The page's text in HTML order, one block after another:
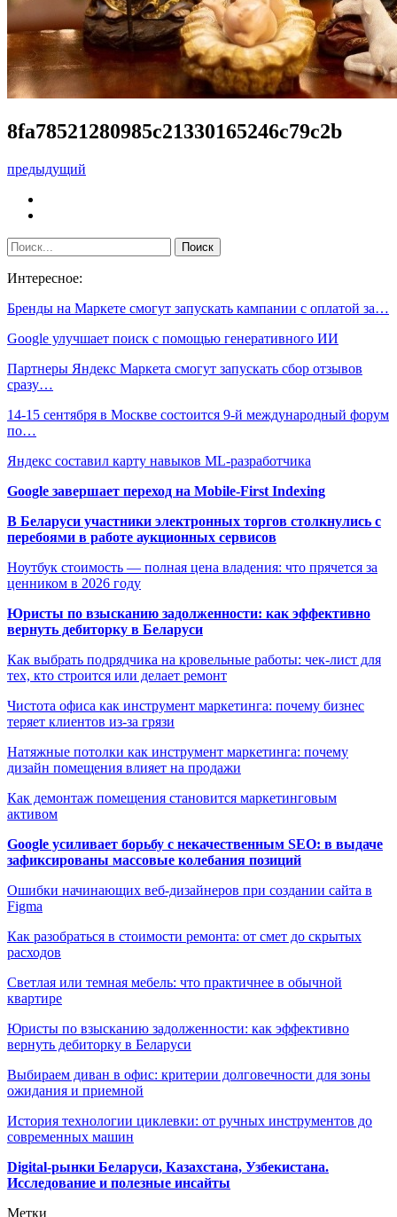
8fa78521280985c21330165246c79c2b
предыдущий
Интересное:
Бренды на Маркете смогут запускать кампании с оплатой за…
Google улучшает поиск с помощью генеративного ИИ
Партнеры Яндекс Маркета смогут запускать сбор отзывов
сразу…
14-15 сентября в Москве состоится 9-й международный форум
по…
Яндекс составил карту навыков ML-разработчика
Google завершает переход на Mobile-First Indexing
В Беларуси участники электронных торгов столкнулись с
перебоями в работе аукционных сервисов
Ноутбук стоимость — полная цена владения: что прячется за
ценником в 2026 году
Юристы по взысканию задолженности: как эффективно
вернуть дебиторку в Беларуси
Как выбрать подрядчика на кровельные работы: чек-лист для
тех, кто строится или делает ремонт
Чистота офиса как инструмент маркетинга: почему бизнес
теряет клиентов из-за грязи
Натяжные потолки как инструмент маркетинга: почему
дизайн помещения влияет на продажи
Как демонтаж помещения становится маркетинговым
активом
Google усиливает борьбу с некачественным SEO: в выдаче
зафиксированы массовые колебания позиций
Ошибки начинающих веб-дизайнеров при создании сайта в
Figma
Как разобраться в стоимости ремонта: от смет до скрытых
расходов
Светлая или темная мебель: что практичнее в обычной
квартире
Юристы по взысканию задолженности: как эффективно
вернуть дебиторку в Беларуси
Выбираем диван в офис: критерии долговечности для зоны
ожидания и приемной
История технологии циклевки: от ручных инструментов до
современных машин
Digital-рынки Беларуси, Казахстана, Узбекистана.
Исследование и полезные инсайты
Метки